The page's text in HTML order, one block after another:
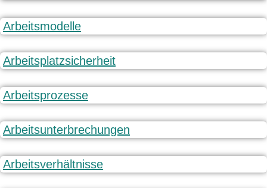
Arbeitsmodelle
Arbeitsplatzsicherheit
Arbeitsprozesse
Arbeitsunterbrechungen
Arbeitsverhältnisse